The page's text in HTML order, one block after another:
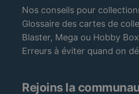
Nos conseils pour
Glossaire des cartes de
Blaster, Mega ou Hobby
Erreurs à éviter quand on
Rejoins la